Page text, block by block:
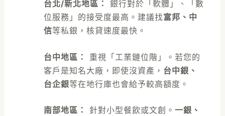
台北/新北地區：
銀行對於「軟體」、「數
位服務」的接受度最高。建議找富邦、中
信等私銀，核貸速度最快。
台中地區：
重視「工業鏈位階」。若您的
客戶是知名大廠，即使沒資產， 台中銀、
台企銀等在地行庫也會給予較高額度。
南部地區： 針對小型餐飲或文創。 一銀、